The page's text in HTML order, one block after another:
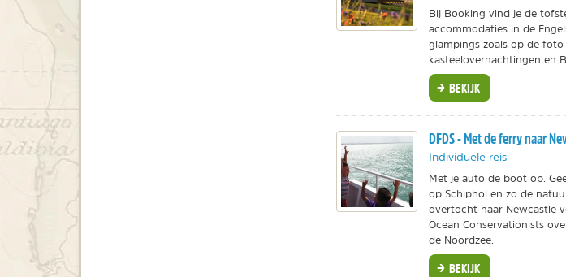
Bij Booking vind je de
accommodaties in de
glampings zoals op de
kasteelovernachtingen en
BEKIJK
DFDS - Met de ferry naar
Individuele reis
Met je auto de boot op.
op Schiphol en zo de
overtocht naar Newcastle
Ocean Conservationists
de Noordzee.
BEKIJK